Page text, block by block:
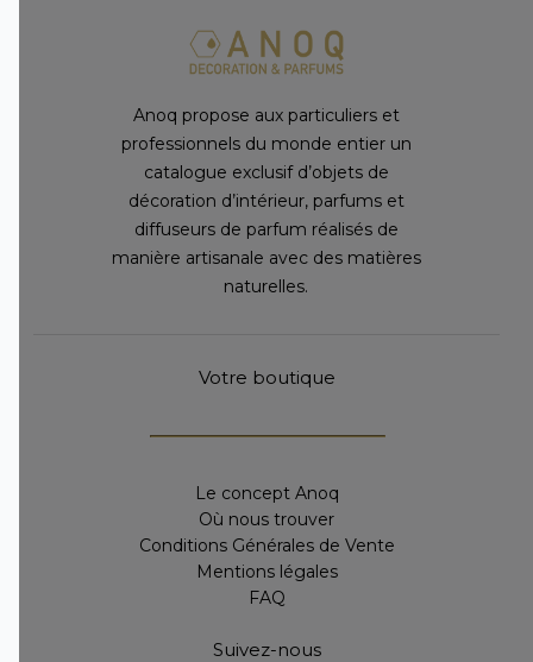
Anoq propose aux particuliers et
professionnels du monde entier un
catalogue exclusif d’objets de
décoration d’intérieur, parfums et
diffuseurs de parfum réalisés de
manière artisanale avec des matières
naturelles.
Votre boutique
Le concept Anoq
Où nous trouver
Conditions Générales de Vente
Mentions légales
FAQ
Suivez-nous